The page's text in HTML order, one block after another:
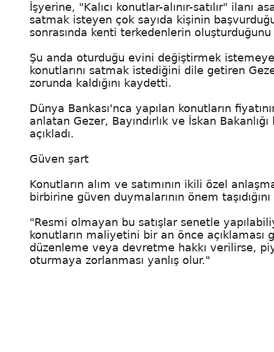
İşyerine, "Kalıcı konutlar-alınır-satılır" ilanı
satmak isteyen çok sayıda kişinin
sonrasında kenti terkedenlerin
Şu anda oturduğu evini değiştirmek
konutlarını satmak istediğini dile getiren
zorunda kaldığını kaydetti.
Dünya Bankası'nca yapılan konutların
anlatan Gezer, Bayındırlık ve İskan
açıkladı.
Güven şart
Konutların alım ve satımının ikili özel
birbirine güven duymalarının önem
"Resmi olmayan bu satışlar senetle
konutların maliyetini bir an önce açıklaması
düzenleme veya devretme hakkı verilirse,
oturmaya zorlanması yanlış olur."